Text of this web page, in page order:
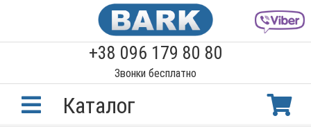
+38 096 179 80 80
Звонки бесплатно
Каталог